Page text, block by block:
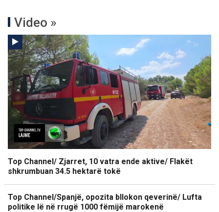
Video »
Top Channel/ Zjarret, 10 vatra ende aktive/ Flakët
shkrumbuan 34.5 hektarë tokë
Top Channel/Spanjë, opozita bllokon qeverinë/ Lufta
politike lë në rrugë 1000 fëmijë marokenë